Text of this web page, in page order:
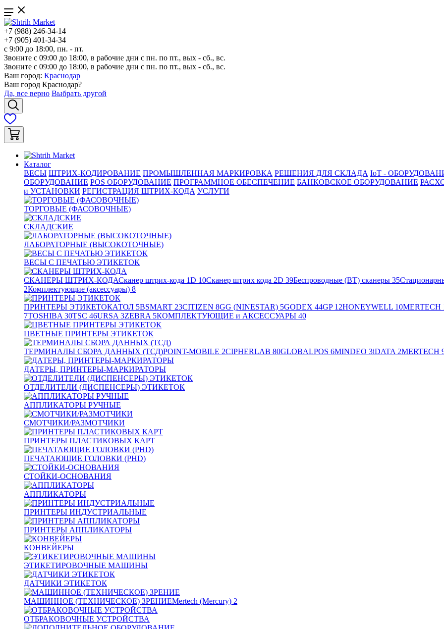
+7 (988) 246-34-14
+7 (905) 401-34-34
с 9:00 до 18:00, пн. - пт.
Звоните с 09:00 до 18:00, в рабочие дни с пн. по пт., вых - сб., вс.
Звоните с 09:00 до 18:00, в рабочие дни с пн. по пт., вых - сб., вс.
Ваш город: Краснодар
Ваш город Краснодар?
Да, все верно Выбрать другой
Каталог
ВЕСЫ ШТРИХ-КОДИРОВАНИЕ ПРОМЫШЛЕННАЯ МАРКИРОВКА РЕШЕНИЯ ДЛЯ СКЛАДА IoT -
ОБОРУДОВАНИЕ POS ОБОРУДОВАНИЕ ПРОГРАММНОЕ ОБЕСПЕЧЕНИЕ БАНКОВСКОЕ ОБОРУДОВАНИЕ
и УСТАНОВКИ РЕГИСТРАЦИЯ ШТРИХ-КОДА УСЛУГИ
ТОРГОВЫЕ (ФАСОВОЧНЫЕ)
СКЛАДСКИЕ
ЛАБОРАТОРНЫЕ (ВЫСОКОТОЧНЫЕ)
ВЕСЫ С ПЕЧАТЬЮ ЭТИКЕТОК
СКАНЕРЫ ШТРИХ-КОДАСканер штрих-кода 1D 10Сканер штрих кода 2D 39Беспроводные (BT) сканеры 35
2Комплектующие (аксессуары) 8
ПРИНТЕРЫ ЭТИКЕТОКАТОЛ 5BSMART 23CITIZEN 8GG (NINESTAR) 5GODEX 44GP12HONEYWELL 10MERTECH
7TOSHIBA 30TSC 46URSA 3ZEBRA 5КОМПЛЕКТУЮЩИЕ и АКСЕССУАРЫ 40
ЦВЕТНЫЕ ПРИНТЕРЫ ЭТИКЕТОК
ТЕРМИНАЛЫ СБОРА ДАННЫХ (ТСД)POINT-MOBILE 2CIPHERLAB 80GLOBALPOS 6MINDEO 3iDATA 2MERTECH
ДАТЕРЫ, ПРИНТЕРЫ-МАРКИРАТОРЫ
ОТДЕЛИТЕЛИ (ДИСПЕНСЕРЫ) ЭТИКЕТОК
АППЛИКАТОРЫ РУЧНЫЕ
СМОТЧИКИ/РАЗМОТЧИКИ
ПРИНТЕРЫ ПЛАСТИКОВЫХ КАРТ
ПЕЧАТАЮЩИЕ ГОЛОВКИ (PHD)
СТОЙКИ-ОСНОВАНИЯ
АППЛИКАТОРЫ
ПРИНТЕРЫ ИНДУСТРИАЛЬНЫЕ
ПРИНТЕРЫ АППЛИКАТОРЫ
КОНВЕЙЕРЫ
ЭТИКЕТИРОВОЧНЫЕ МАШИНЫ
ДАТЧИКИ ЭТИКЕТОК
МАШИННОЕ (ТЕХНИЧЕСКОЕ) ЗРЕНИЕMertech (Mercury) 2
ОТБРАКОВОЧНЫЕ УСТРОЙСТВА